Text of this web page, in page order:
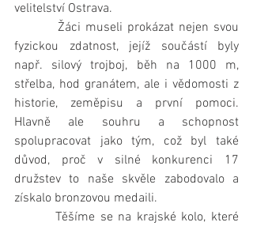
velitelství Ostrava.
fyzickou zdatnost, jejíž součástí byly
např. silový trojboj, běh na 1000 m,
střelba, hod granátem, ale i vědomosti z
historie, zeměpisu a první pomoci.
Hlavně ale souhru a schopnost
spolupracovat jako tým, což byl také
důvod, proč v silné konkurenci 17
družstev to naše skvěle zabodovalo a
získalo bronzovou medaili.
        Těšíme se na krajské kolo, které